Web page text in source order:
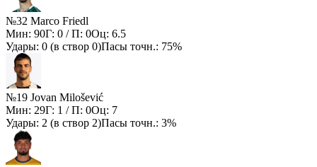
№32 Marco Friedl
Мин: 90Г: 0 / П: 0Оц: 6.5
Удары: 0 (в створ 0)Пасы точн.: 75%
№19 Jovan Milošević
Мин: 29Г: 1 / П: 0Оц: 7
Удары: 2 (в створ 2)Пасы точн.: 3%